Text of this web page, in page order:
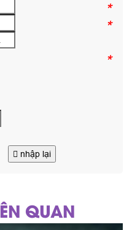
*
*
*
nhập lại
QUAN